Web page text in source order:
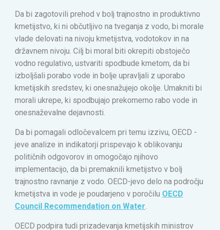
Da bi zagotovili prehod v bolj trajnostno in produktivno
kmetijstvo, ki ni občutljivo na tveganja z vodo, bi morale
vlade delovati na nivoju kmetijstva, vodotokov in na
državnem nivoju. Cilj bi moral biti okrepiti obstoječo
vodno regulativo, ustvariti spodbude kmetom, da bi
izboljšali porabo vode in bolje upravljali z uporabo
kmetijskih sredstev, ki onesnažujejo okolje. Umakniti bi
morali ukrepe, ki spodbujajo prekomerno rabo vode in
onesnaževalne dejavnosti.
Da bi pomagali odločevalcem pri temu izzivu, OECD -
jeve analize in indikatorji prispevajo k oblikovanju
političnih odgovorov in omogočajo njihovo
implementacijo, da bi premaknili kmetijstvo v bolj
trajnostno ravnanje z vodo. OECD-jevo delo na področju
kmetijstva in vode je poudarjeno v poročilu OECD
Council Recommendation on Water.
OECD podpira tudi prizadevanja kmetijskih ministrov